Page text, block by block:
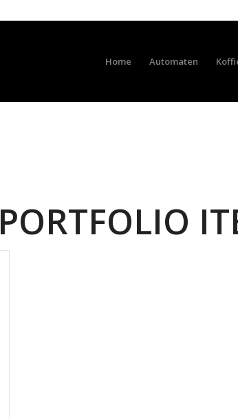
Home Automaten
PORTFOLIO